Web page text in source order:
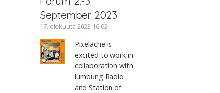
September 2023
17. elokuuta 2023 16.02
Pixelache is
excited to work in
collaboration with
lumbung Radio
and Station of